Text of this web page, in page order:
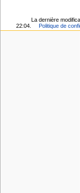
La dernière
22:04.
Politique de